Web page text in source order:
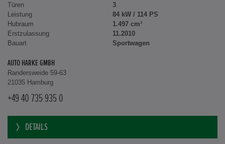
Türen
3
Leistung
84 kW / 114 PS
Hubraum
1.497 cm³
Erstzulassung
11.2010
Bauart
Sportwagen
AUTO HARKE GMBH
Randersweide 59-63
21035 Hamburg
+49 40 735 935 0
DETAILS